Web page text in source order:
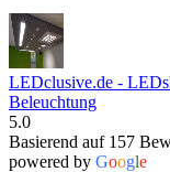
LEDclusive.de -
Beleuchtung
5.0
Basierend auf 157
powered by Google